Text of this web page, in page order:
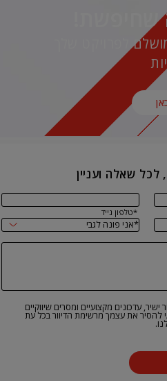
שחיפשת!
לפרויקט שלך
לכל שאלה ועניין
*טלפון נייד
עדכונים מקצועיים ומסרים שיווקיים
להסיר את עצמך מרשימת הדיוור בכל עת